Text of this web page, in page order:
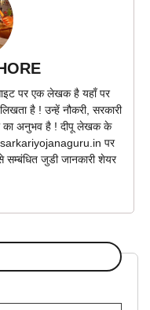
पर एक लेखक है यहाँ पर
है ! उन्हें नौकरी, सरकारी
का अनुभव है ! दीपू लेखक के
sarkariyojanaguru.in पर
जुडी जानकारी शेयर